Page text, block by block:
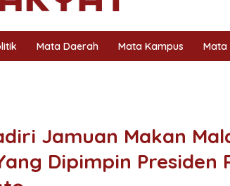
Mata Daerah Mata Kampus Mata
Jamuan Makan
Dipimpin Presiden